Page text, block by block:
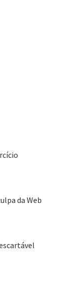
da Web